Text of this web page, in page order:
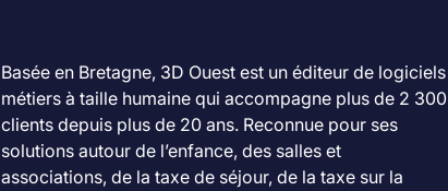
Basée en Bretagne, 3D Ouest est un éditeur de logiciels
métiers à taille humaine qui accompagne plus de 2 300
clients depuis plus de 20 ans. Reconnue pour ses
solutions autour de l’enfance, des salles et
associations, de la taxe de séjour, de la taxe sur la